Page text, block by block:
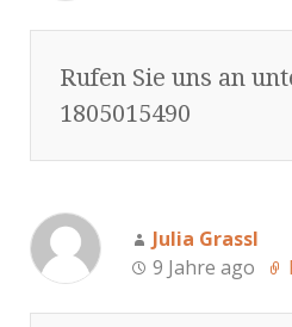
Rufen Sie uns an
1805015490
Julia Grassl
9 Jahre ago